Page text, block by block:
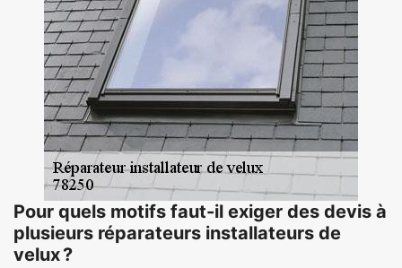
Pour quels motifs faut-il exiger des devis à
plusieurs réparateurs installateurs de
velux ?